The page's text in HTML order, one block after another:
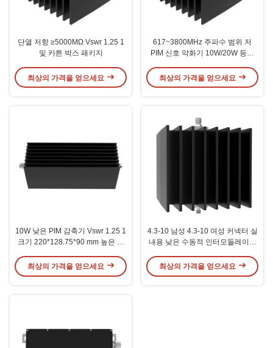
단열 저항 ≥5000MΩ Vswr 1.25 1
및 카튼 박스 패키지
최상의 가격을 얻으세요
617~3800MHz 주파수 범위 저
PIM 신호 약화기 10W/20W 등급
최상의 가격을 얻으세요
10W 낮은 PIM 감축기 Vswr 1.25 1
크기 220*128.75*90 mm 높은 전
최상의 가격을 얻으세요
4.3-10 남성 4.3-10 여성 커넥터 실
내용 낮은 수동적 인터모들레이션
최상의 가격을 얻으세요